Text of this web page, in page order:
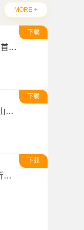
MORE +
下载
三国如龙传(网易首款0.1折免费版)
下载
万剑至尊 (0.1折山海经)
下载
梦回西游记(0.1折无双西游)